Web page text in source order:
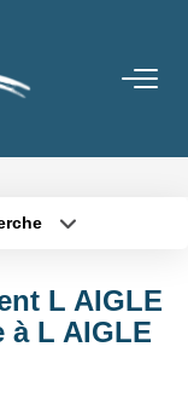
L AIGLE
à L AIGLE